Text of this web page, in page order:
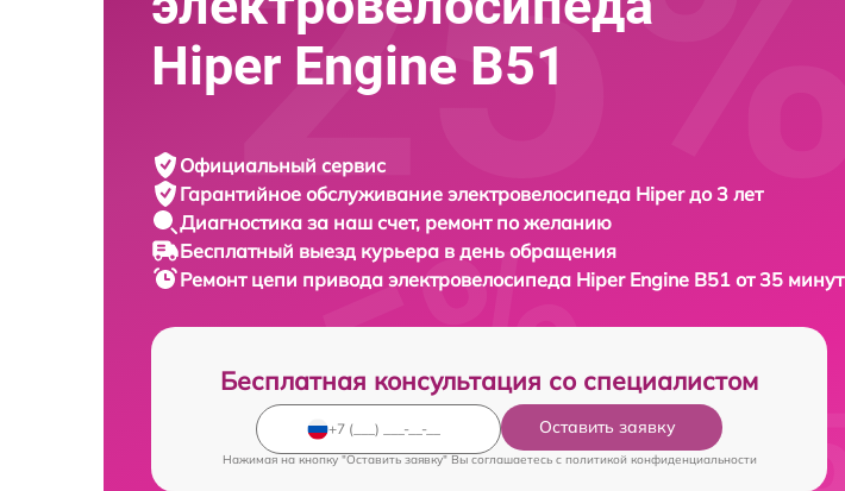
Hiper Engine B51
Официальный сервис
Гарантийное обслуживание электровелосипеда Hiper до 3 лет
Диагностика за наш счет, ремонт по желанию
Бесплатный выезд курьера в день обращения
Ремонт цепи привода электровелосипеда Hiper Engine B51 от 35 минут
Бесплатная консультация со специалистом
Оставить заявку
Нажимая на кнопку "Оставить заявку" Вы соглашаетесь c политикой конфиденциальности